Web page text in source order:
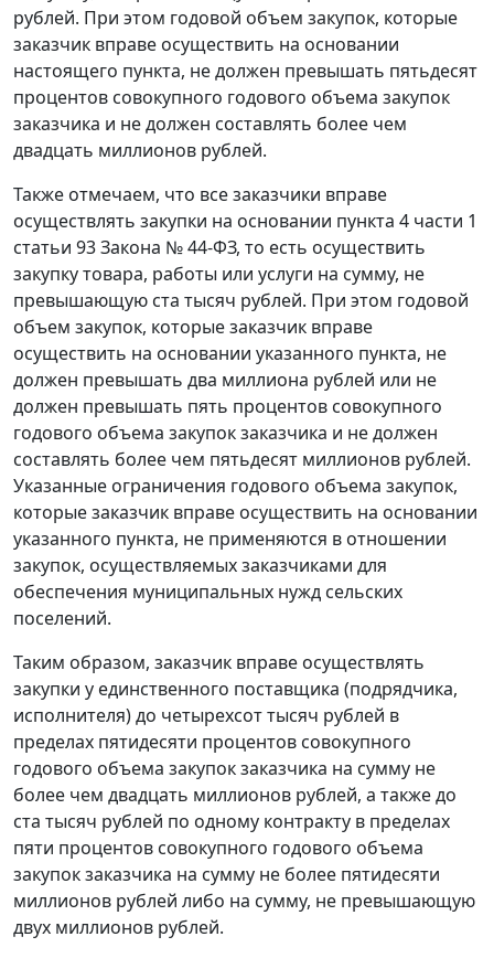
рублей. При этом годовой объем закупок, которые
заказчик вправе осуществить на основании
настоящего пункта, не должен превышать пятьдесят
процентов совокупного годового объема закупок
заказчика и не должен составлять более чем
двадцать миллионов рублей.
Также отмечаем, что все заказчики вправе
осуществлять закупки на основании пункта 4 части 1
статьи 93 Закона № 44-ФЗ, то есть осуществить
закупку товара, работы или услуги на сумму, не
превышающую ста тысяч рублей. При этом годовой
объем закупок, которые заказчик вправе
осуществить на основании указанного пункта, не
должен превышать два миллиона рублей или не
должен превышать пять процентов совокупного
годового объема закупок заказчика и не должен
составлять более чем пятьдесят миллионов рублей.
Указанные ограничения годового объема закупок,
которые заказчик вправе осуществить на основании
указанного пункта, не применяются в отношении
закупок, осуществляемых заказчиками для
обеспечения муниципальных нужд сельских
поселений.
Таким образом, заказчик вправе осуществлять
закупки у единственного поставщика (подрядчика,
исполнителя) до четырехсот тысяч рублей в
пределах пятидесяти процентов совокупного
годового объема закупок заказчика на сумму не
более чем двадцать миллионов рублей, а также до
ста тысяч рублей по одному контракту в пределах
пяти процентов совокупного годового объема
закупок заказчика на сумму не более пятидесяти
миллионов рублей либо на сумму, не превышающую
двух миллионов рублей.